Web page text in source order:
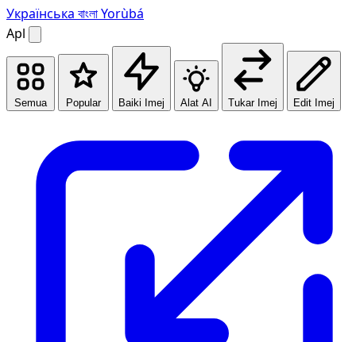
Українська বাংলাYorùbá
Apl
Semua Popular Baiki Imej Alat AI Tukar Imej Edit Imej